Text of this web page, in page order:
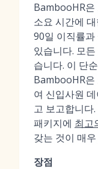
BambooHR은
소요 시간에
90일 이직률
있습니다. 모
습니다. 이 단
BambooHR은
여 신입사원
고 보고합니다
패키지에 최고
갖는 것이 매
장점